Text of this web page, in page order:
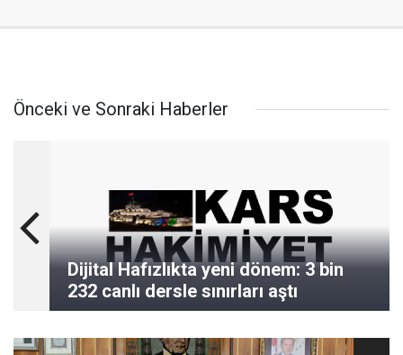
Önceki ve Sonraki Haberler
Dijital Hafızlıkta yeni dönem: 3 bin
232 canlı dersle sınırları aştı